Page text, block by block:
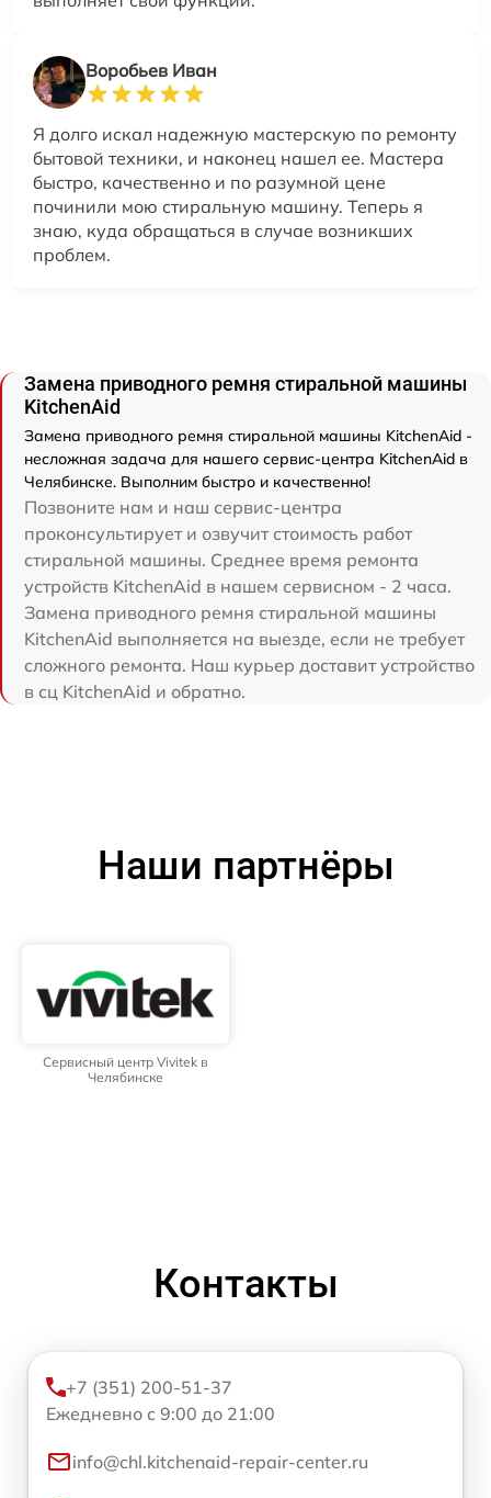
Воробьев Иван
Я долго искал надежную мастерскую по ремонту
бытовой техники, и наконец нашел ее. Мастера
быстро, качественно и по разумной цене
починили мою стиральную машину. Теперь я
знаю, куда обращаться в случае возникших
проблем.
Замена приводного ремня стиральной машины
KitchenAid
Замена приводного ремня стиральной машины KitchenAid -
несложная задача для нашего сервис-центра KitchenAid в
Челябинске. Выполним быстро и качественно!
Позвоните нам и наш сервис-центра
проконсультирует и озвучит стоимость работ
стиральной машины. Среднее время ремонта
устройств KitchenAid в нашем сервисном - 2 часа.
Замена приводного ремня стиральной машины
KitchenAid выполняется на выезде, если не требует
сложного ремонта. Наш курьер доставит устройство
в сц KitchenAid и обратно.
Наши партнёры
Сервисный центр Vivitek в
Челябинске
Контакты
+7 (351) 200-51-37
Ежедневно с 9:00 до 21:00
info@chl.kitchenaid-repair-center.ru